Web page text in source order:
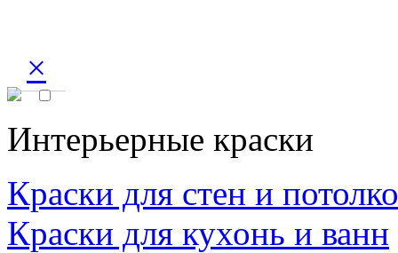
×
Интерьерные краски
Краски для стен и
Краски для кухонь и ванн